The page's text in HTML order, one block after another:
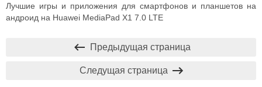
Лучшие игры и приложения для смартфонов и планшетов на
андроид на Huawei MediaPad X1 7.0 LTE
Предыдущая страница
Следущая страница